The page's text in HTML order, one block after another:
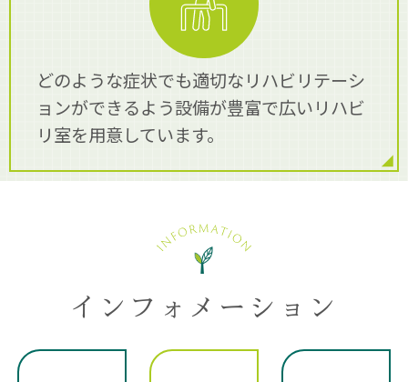
どのような症状でも適切なリハビリテーシ
ョンができるよう設備が豊富で広いリハビ
リ室を用意しています。
インフォメーション